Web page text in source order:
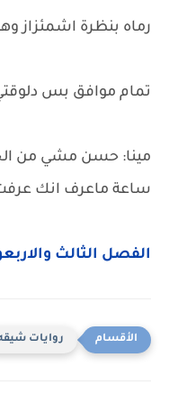
رماه بنظرة اشمئزاز
تمام موافق بس
مينا: حسن مشي من
ساعة ماعرف انك
الفصل الثالث
روايات